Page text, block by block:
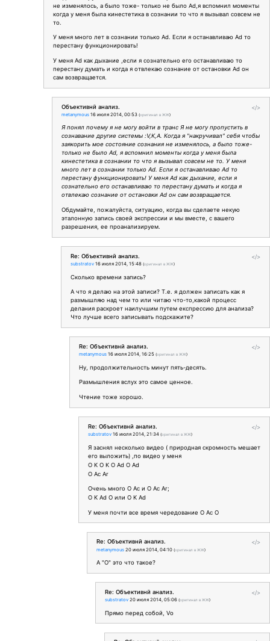
не изменялось, а было тоже- только не было Ad,я вспомнил моменты
когда у меня была кинестетика в сознании то что я вызывал совсем не
то.
У меня много лет в сознании только Ad. Если я останавливаю Аd то
перестану функционировать!
У меня Ad как дыхание ,если я сознательно его останавливаю то
перестану думать и когда я отвлекаю сознание от остановки Ad он
сам возвращается.
</>
Объективнй анализ.
metanymous 16 июля 2014, 00:53 (оригинал в ЖЖ)
Я понял почему я не могу войти в транс Я не могу пропустить в
сознавание другие системы :V,K,A. Когда я "накручивал" себя чтобы
заякорить мое состояние сознания не изменялось, а было тоже-
только не было Ad, я вспомнил моменты когда у меня была
кинестетика в сознании то что я вызывал совсем не то. У меня
много лет в сознании только Ad. Если я останавливаю Аd то
перестану функционировать! У меня Ad как дыхание, если я
сознательно его останавливаю то перестану думать и когда я
отвлекаю сознание от остановки Ad он сам возвращается.
Обдумайте, пожалуйста, ситуацию, когда вы сделаете некую
эталонную запись своей экспрессии и мы вместе, с вашего
разрешения, ее проанализируем.
</>
Re: Объективнй анализ.
substratov 16 июля 2014, 15:48 (оригинал в ЖЖ)
Сколько времени запись?
А что я делаю на этой записи? Т.е. я должен записать как я
размышляю над чем то или читаю что-то,какой процесс
делания раскроет наилучшим путем експрессию для анализа?
Что лучше всего записывать подскажите?
</>
Re: Объективнй анализ.
metanymous 16 июля 2014, 16:25 (оригинал в ЖЖ)
Ну, продолжительность минут пять-десять.
Размышления вслух это самое ценное.
Чтение тоже хорошо.
</>
Re: Объективнй анализ.
substratov 16 июля 2014, 21:34 (оригинал в ЖЖ)
Я заснял несколько видео ( природная скромность мешает
его выложить) ,по видео у меня
O K O K O Ad O Ad
O Ac Ar
Очень много O Ac и O Ac Ar;
O K Ad O или O K Ad
У меня почти все время чередование O Aс O
</>
Re: Объективнй анализ.
metanymous 20 июля 2014, 04:10 (оригинал в ЖЖ)
А "О" это что такое?
</>
Re: Объективнй анализ.
substratov 20 июля 2014, 05:06 (оригинал в ЖЖ)
Прямо перед собой, Vo